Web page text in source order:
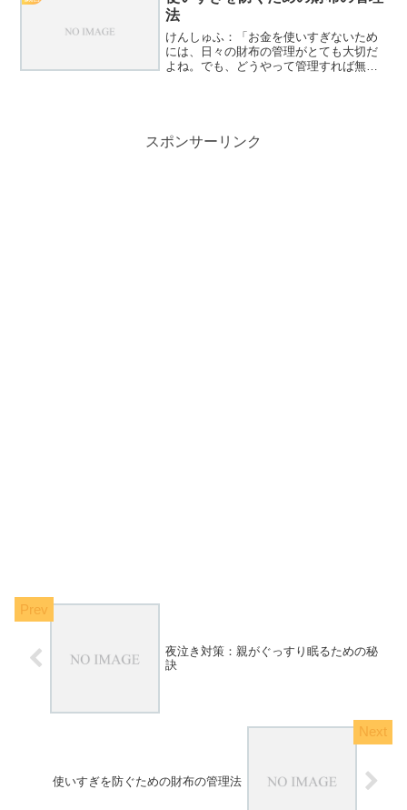
法
けんしゅふ：「お金を使いすぎないため
には、日々の財布の管理がとても大切だ
よね。でも、どうやって管理すれば無駄
スポンサーリンク
夜泣き対策：親がぐっすり眠るための秘
訣
使いすぎを防ぐための財布の管理法